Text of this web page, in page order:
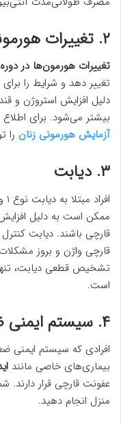
۲. تغییرات هورمونی
تغییرات هورمون‌ها در
تغییر دهد و شرایط را
دلیل افزایش استروژن و
بیشتر می‌شود. برای اطلاع
آزمایش هورمونی زنان را
۳. دیابت
ممکن است به دلیل
قارچی باشند. دیابت
قارچی واژن و بروز
تشخیص قطعی دیابت،
است.
۴. سیستم ایمنی ضعیف
افرادی که سیستم ایمنی
بیماری‌های خاصی مانند
عفونت قارچی قرار دارند.
منزل انجام دهید.